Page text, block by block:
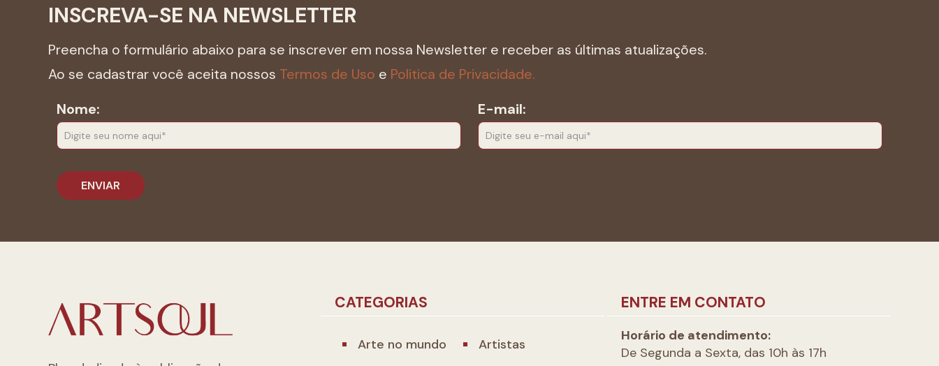
INSCREVA-SE NA NEWSLETTER
Preencha o formulário abaixo para se inscrever em nossa Newsletter e receber as últimas atualizações.
Ao se cadastrar você aceita nossos Termos de Uso e Politica de Privacidade.
Nome:
E-mail:
CATEGORIAS
Arte no mundo
Artistas
ENTRE EM CONTATO
Horário de atendimento:
De Segunda a Sexta, das 10h às 17h